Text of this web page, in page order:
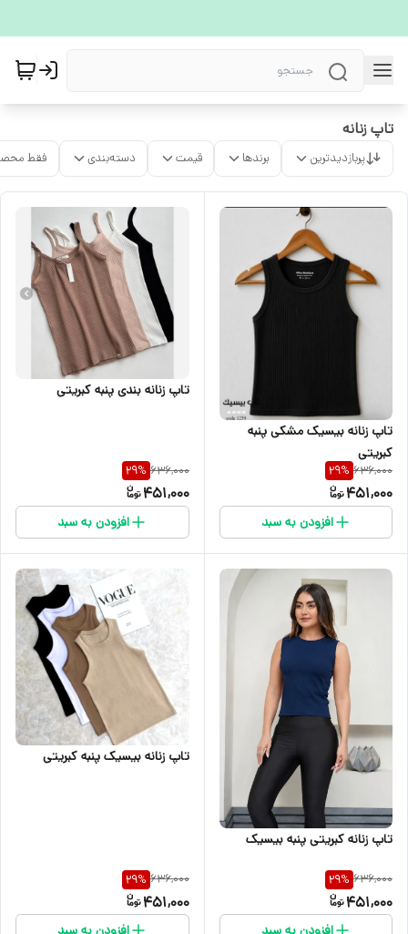
تاپ زنانه
پربازدیدترین برندها قیمت دسته‌بندی فقط
تاپ زنانه بیسیک مشکی پنبه
کبریتی
636,000
29%
451,000
افزودن به سبد
تاپ زنانه بندی پنبه کبریتی
636,000
29%
451,000
افزودن به سبد
تاپ زنانه کبریتی پنبه بیسیک
636,000
29%
451,000
تاپ زنانه بیسیک پنبه کبریتی
636,000
29%
451,000